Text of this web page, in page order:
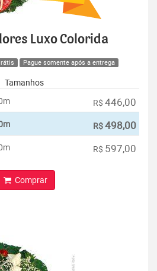
Luxo Colorida
Pague somente após a entrega
Tamanhos
R$ 446,00
R$498,00
R$ 597,00
Comprar